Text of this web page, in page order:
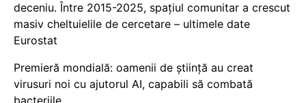
deceniu. Între 2015-2025, spațiul comunitar a crescut
masiv cheltuielile de cercetare – ultimele date
Eurostat
Premieră mondială: oamenii de știință au creat
virusuri noi cu ajutorul AI, capabili să combată